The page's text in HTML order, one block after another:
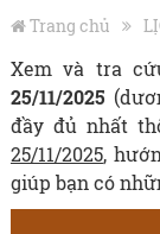
Trang chủ
Xem và tra
25/11/2025
đầy đủ nhất
25/11/2025,
giúp bạn có